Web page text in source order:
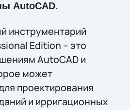
AutoCAD.
инструментарий
Edition – это
AutoCAD и
может
проектирования
и ирригационных